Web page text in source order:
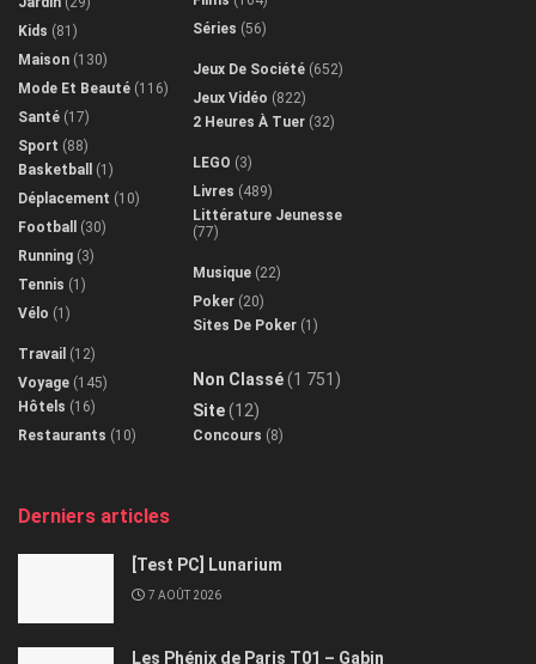
Kids (81)
Maison (130)
Mode Et Beauté (116)
Santé (17)
Sport (88)
Basketball
(1)
Déplacement (10)
Football
(30)
Running (3)
Tennis (1)
Vélo (1)
Travail (12)
Voyage (145)
Hôtels (16)
Restaurants (10)
Séries (56)
Jeux De Société (652)
Jeux Vidéo (822)
2 Heures À Tuer (32)
LEGO (3)
Livres (489)
Littérature Jeunesse
(77)
Musique (22)
Poker (20)
Sites De Poker (1)
Non Classé(1 751)
Site(12)
Concours (8)
Derniers articles
[Test PC] Lunarium
7 AOÛT 2026
Les Phénix de Paris T01 – Gabin